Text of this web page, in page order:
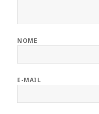
NOME
E-MAIL